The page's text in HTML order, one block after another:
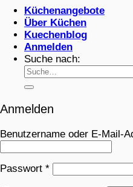
Küchenangebote
Über Küchen
Kuechenblog
Anmelden
Suche nach:
Anmelden
Benutzername oder E-Mail-
Passwort *